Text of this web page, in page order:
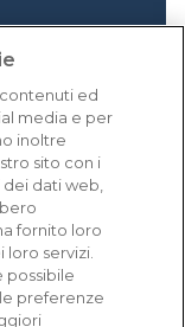
ed
media e per
inoltre
sito con i
dati web,
fornito loro
servizi.
possibile
preferenze